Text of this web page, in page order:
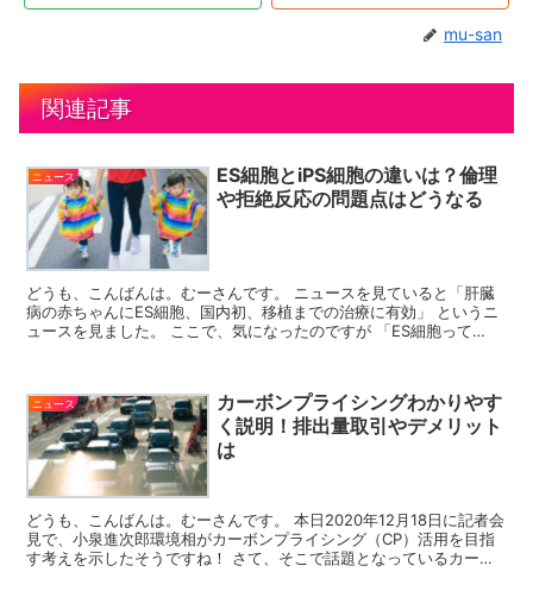
mu-san
関連記事
ニュース
ES細胞とiPS細胞の違いは？倫理
や拒絶反応の問題点はどうなる
どうも、こんばんは。むーさんです。 ニュースを見ていると「肝臓
病の赤ちゃんにES細胞、国内初、移植までの治療に有効」 というニ
ュースを見ました。 ここで、気になったのですが 「ES細胞って
ニュース
カーボンプライシングわかりやす
く説明！排出量取引やデメリット
は
どうも、こんばんは。むーさんです。 本日2020年12月18日に記者会
見で、小泉進次郎環境相がカーボンプライシング（CP）活用を目指
す考えを示したそうですね！ さて、そこで話題となっているカーボ